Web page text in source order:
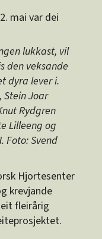
lukkast, vil
den veksande
dyra lever i.
Stein Joar
Rydgren
Lilleeng og
Foto: Svend
mai var dei
Hjortesenter
krevjande
fleirårig